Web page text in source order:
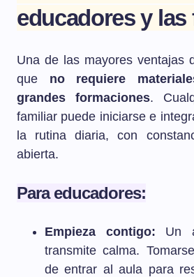
educadores y las
Una de las mayores ventajas
que no requiere
grandes formaciones.
familiar puede iniciarse e
la rutina diaria, con
abierta.
Para educadores:
Empieza contigo: Un
transmite calma.
de entrar al aula para